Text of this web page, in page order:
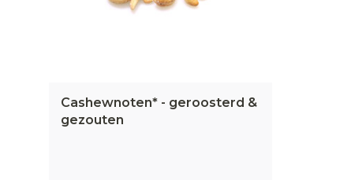
Cashewnoten* - geroosterd &
gezouten